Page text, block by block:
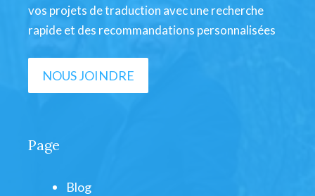
vos projets de traduction avec une recherche
rapide et des recommandations personnalisées
NOUS JOINDRE
Page
Blog